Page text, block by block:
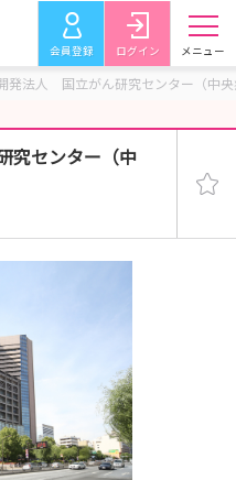
会員登録 ログイン メニュー
発法人 国立がん研究センター（中
究センター（中